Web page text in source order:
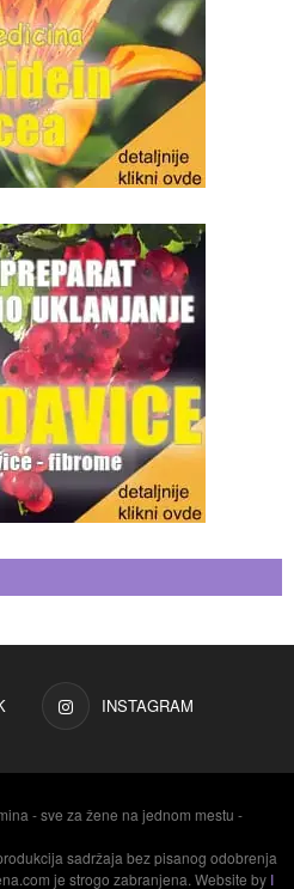
INSTAGRAM
- sve za žene na jednom mestu -
sadržaja bez pisanog odobrenja
je strogo zabranjena. Website by I